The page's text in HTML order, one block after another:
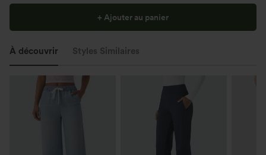
+ Ajouter au panier
À découvrir Styles Similaires